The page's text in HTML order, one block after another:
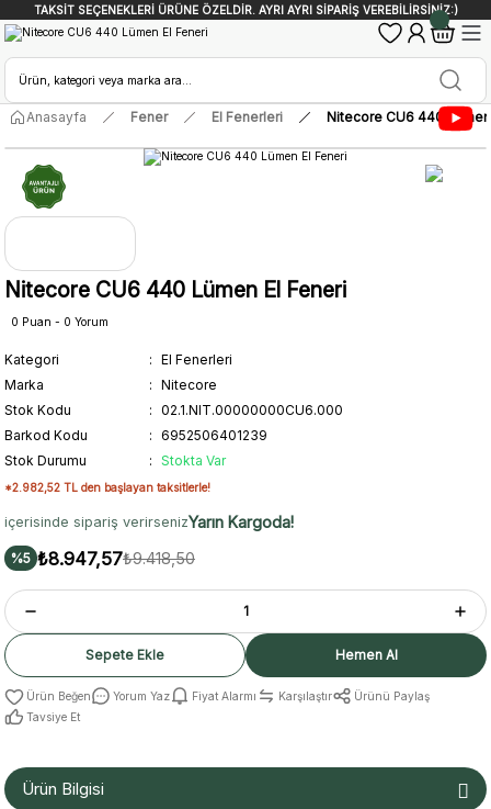
TAKSİT SEÇENEKLERİ ÜRÜNE ÖZELDİR. AYRI AYRI SİPARİŞ VEREBİLİRSİNİZ:)
Anasayfa Fener El Fenerleri Nitecore CU6 440
Nitecore CU6 440 Lümen El Feneri
0 Puan - 0 Yorum
Kategori
El Fenerleri
Marka
Nitecore
Stok Kodu
02.1.NIT.00000000CU6.000
Barkod Kodu
6952506401239
Stok Durumu
Stokta Var
*2.982,52 TL den başlayan taksitlerle!
içerisinde sipariş verirsenizYarın Kargoda!
%5 ₺8.947,57₺9.418,50
Sepete Ekle Hemen Al
Yorum Yaz Fiyat Alarmı Karşılaştır
Ürünü Paylaş
Tavsiye Et
Ürün Bilgisi